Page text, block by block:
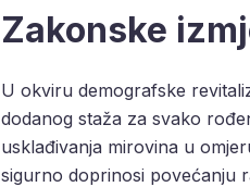
Zakonske
U okviru demografske
dodanog staža za svako
usklađivanja mirovina u
sigurno doprinosi povećanju